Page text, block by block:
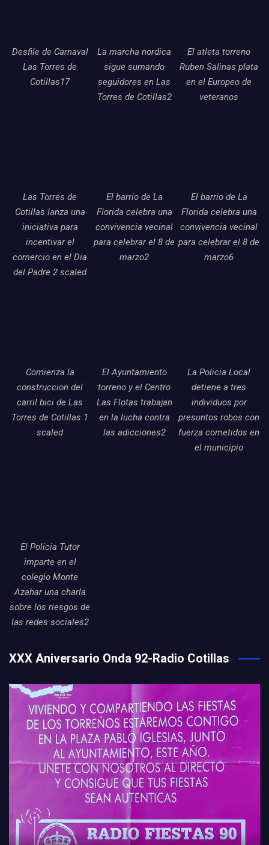
Desfile de Carnaval
Las Torres de
Cotillas17
La marcha nordica
sigue sumando
seguidores en Las
Torres de Cotillas2
El atleta torreno
Ruben Salinas plata
en el Europeo de
veteranos
Las Torres de
Cotillas lanza una
iniciativa para
incentivar el
comercio en el Dia
del Padre 2 scaled
El barrio de La
Florida celebra una
convivencia vecinal
para celebrar el 8 de
marzo2
El barrio de La
Florida celebra una
convivencia vecinal
para celebrar el 8 de
marzo6
Comienza la
construccion del
carril bici de Las
Torres de Cotillas 1
scaled
El Ayuntamiento
torreno y el Centro
Las Flotas trabajan
en la lucha contra
las adicciones2
La Policia Local
detiene a tres
individuos por
presuntos robos con
fuerza cometidos en
el municipio
El Policia Tutor
imparte en el
colegio Monte
Azahar una charla
sobre los riesgos de
las redes sociales2
XXX Aniversario Onda 92-Radio Cotillas